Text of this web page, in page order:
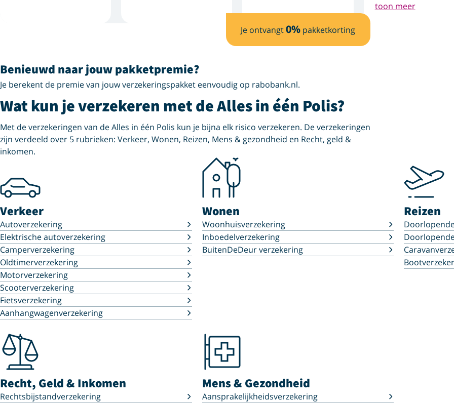
toon meer
Je ontvangt0% pakketkorting
Benieuwd naar jouw pakketpremie?
Je berekent de premie van jouw verzekeringspakket eenvoudig op rabobank.nl.
Wat kun je verzekeren met de Alles in één Polis?
Met de verzekeringen van de Alles in één Polis kun je bijna elk risico verzekeren. De verzekeringen
zijn verdeeld over 5 rubrieken: Verkeer, Wonen, Reizen, Mens & gezondheid en Recht, geld &
inkomen.
Verkeer
Autoverzekering
Elektrische autoverzekering
Camperverzekering
Oldtimerverzekering
Motorverzekering
Scooterverzekering
Fietsverzekering
Aanhangwagenverzekering
Wonen
Woonhuisverzekering
Inboedelverzekering
BuitenDeDeur verzekering
Reizen
Recht, Geld & Inkomen
Rechtsbijstandverzekering
Mens & Gezondheid
Aansprakelijkheidsverzekering